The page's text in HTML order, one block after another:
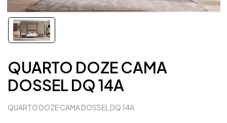
QUARTO DOZE CAMA
DOSSEL DQ 14A
QUARTO DOZE CAMA DOSSEL DQ 14A